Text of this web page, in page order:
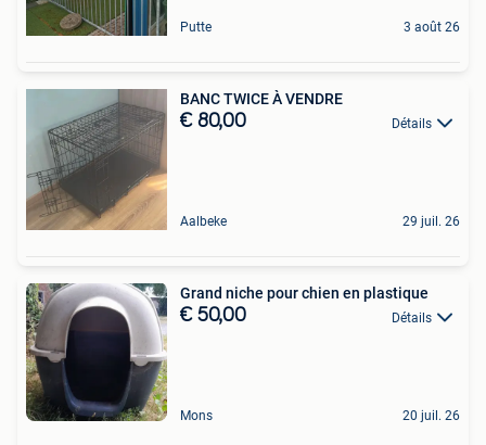
Putte 3 août 26
BANC TWICE À VENDRE
€ 80,00 Détails
Aalbeke 29 juil. 26
Grand niche pour chien en plastique
€ 50,00 Détails
Mons 20 juil. 26